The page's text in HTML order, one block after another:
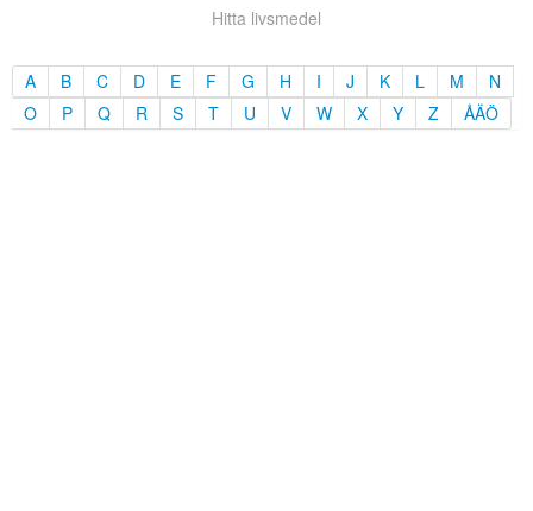
Hitta livsmedel
A B C D E F G H I J K L M
N
O
P Q R S T U V W X Y Z ÅÄÖ